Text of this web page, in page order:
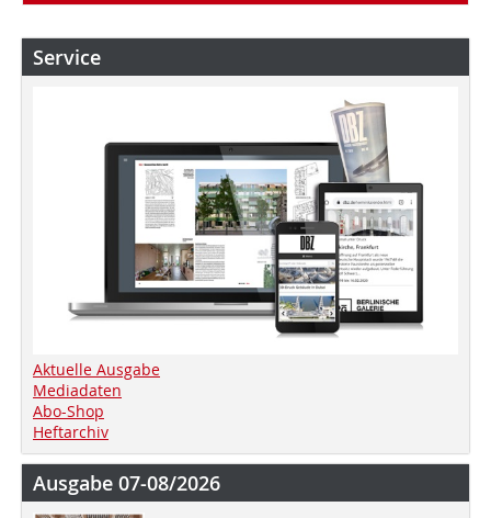
Service
Aktuelle Ausgabe
Mediadaten
Abo-Shop
Heftarchiv
Ausgabe 07-08/2026